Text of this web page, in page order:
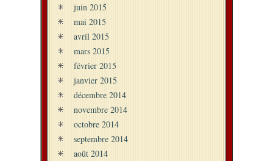
juin 2015
mai 2015
avril 2015
mars 2015
février 2015
janvier 2015
décembre 2014
novembre 2014
octobre 2014
septembre 2014
août 2014